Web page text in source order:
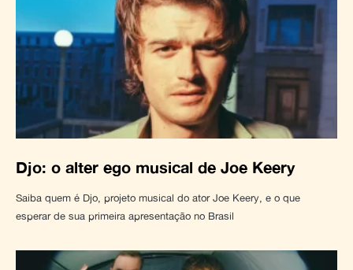
Djo: o alter ego musical de Joe Keery
Saiba quem é Djo, projeto musical do ator Joe Keery, e o que
esperar de sua primeira apresentação no Brasil